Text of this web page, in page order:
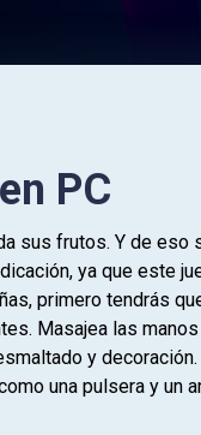
PC
sus frutos. Y de eso
ya que este
primero tendrás
Masajea las
y
una pulsera y un